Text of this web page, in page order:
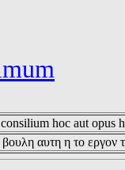
hoc aut opus
αυτη η το εργον